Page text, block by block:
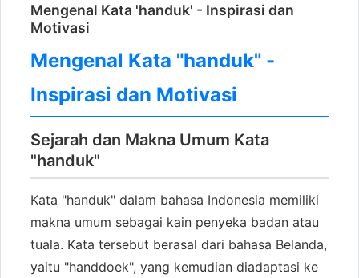
Mengenal Kata 'handuk' - Inspirasi dan
Motivasi
Mengenal Kata "handuk" -
Inspirasi dan Motivasi
Sejarah dan Makna Umum Kata
"handuk"
Kata "handuk" dalam bahasa Indonesia memiliki
makna umum sebagai kain penyeka badan atau
tuala. Kata tersebut berasal dari bahasa Belanda,
yaitu "handdoek", yang kemudian diadaptasi ke